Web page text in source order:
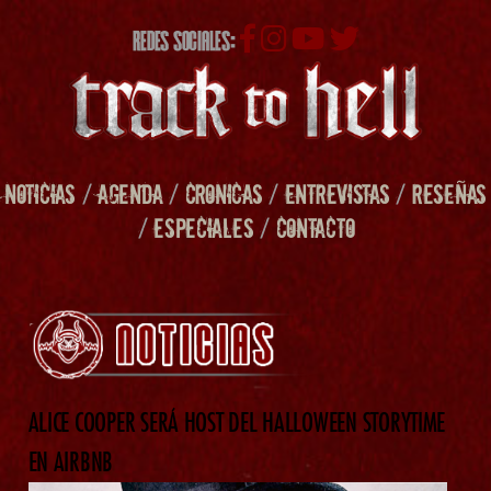
REDES SOCIALES:
NOTICIAS /AGENDA/ CRONICAS/ENTREVISTAS/RESEÑAS
/ESPECIALES/ CONTACTO
ALICE COOPER SERÁ HOST DEL HALLOWEEN STORYTIME
EN AIRBNB